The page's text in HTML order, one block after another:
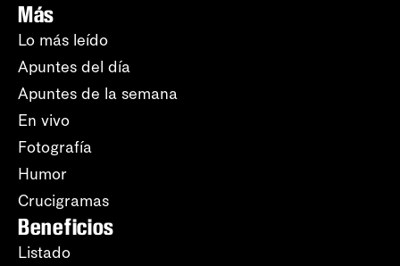
Más
Lo más leído
Apuntes del día
Apuntes de la semana
En vivo
Fotografía
Humor
Crucigramas
Beneficios
Listado